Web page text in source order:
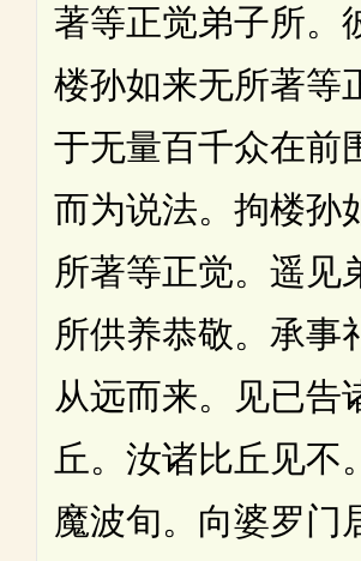
著等正觉弟子所。
楼孙如来无所著等
于无量百千众在前
而为说法。拘楼孙
所著等正觉。遥见
所供养恭敬。承事
从远而来。见已告
丘。汝诸比丘见不
魔波旬。向婆罗门